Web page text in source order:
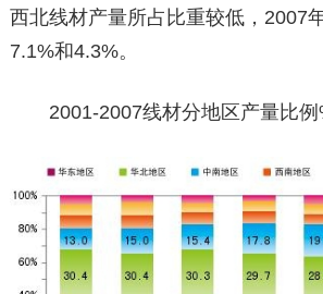
西北线材产量所占比重较低，2007
7.1%和4.3%。
2001-2007线材分地区产量比例